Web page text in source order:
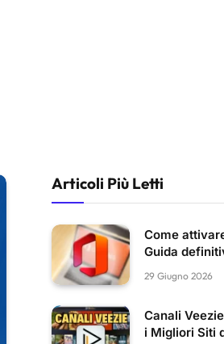
Articoli Più Letti
Come
Guida
29 Giugno 2026
Canali
i Migliori Siti